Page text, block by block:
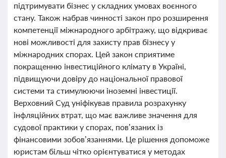
підтримувати бізнес у складних умовах воєнного
стану. Також набрав чинності закон про розширення
компетенції міжнародного арбітражу, що відкриває
нові можливості для захисту прав бізнесу у
міжнародних спорах. Цей закон сприятиме
покращенню інвестиційного клімату в Україні,
підвищуючи довіру до національної правової
системи та стимулюючи іноземні інвестиції.
Верховний Суд уніфікував правила розрахунку
інфляційних втрат, що має важливе значення для
судової практики у спорах, пов’язаних із
фінансовими зобов’язаннями. Це рішення допоможе
юристам більш чітко орієнтуватися у методах